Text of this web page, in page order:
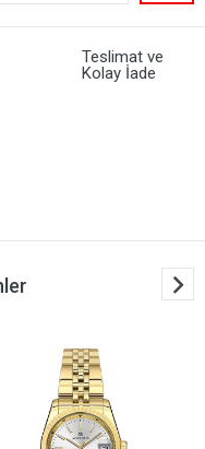
Teslimat ve
Kolay İade